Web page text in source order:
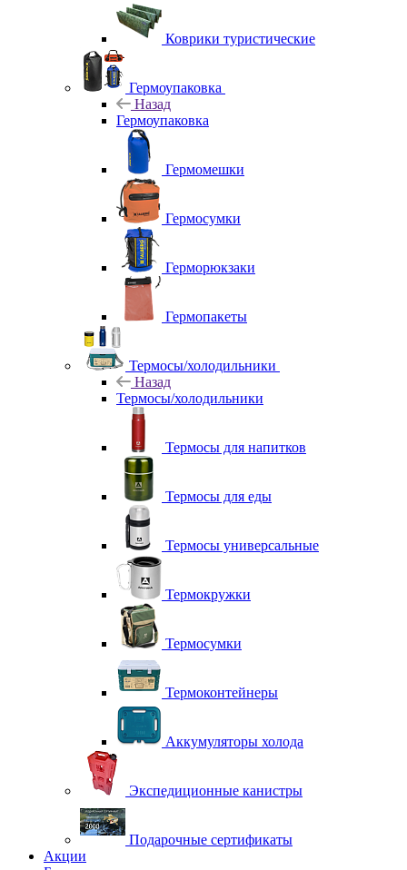
Коврики туристические
Гермоупаковка
Назад
Гермоупаковка
Гермомешки
Гермосумки
Герморюкзаки
Гермопакеты
Термосы/холодильники
Назад
Термосы/холодильники
Термосы для напитков
Термосы для еды
Термосы универсальные
Термокружки
Термосумки
Термоконтейнеры
Аккумуляторы холода
Экспедиционные канистры
Подарочные сертификаты
Акции